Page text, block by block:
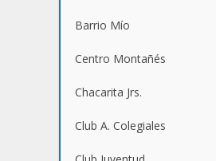
Barrio Mío
Centro Montañés
Chacarita Jrs.
Club A. Colegiales